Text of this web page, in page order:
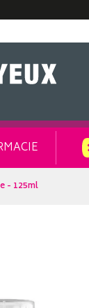
- 125ml